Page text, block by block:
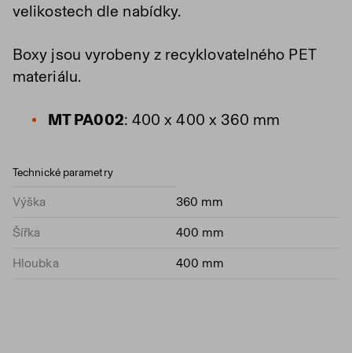
velikostech dle nabídky.
Boxy jsou vyrobeny z recyklovatelného PET
materiálu.
MT PA002: 400 x 400 x 360 mm
Technické parametry
Výška 360 mm
Šířka 400 mm
Hloubka 400 mm